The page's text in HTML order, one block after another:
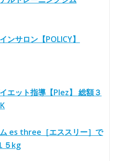
ンサロン【POLICY】
エット指導【Plez】 総額３
es three［エススリー］で
５kg